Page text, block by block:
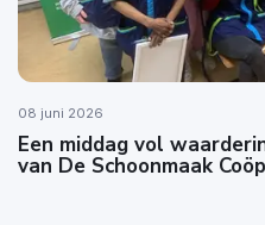
08 juni 2026
Een middag vol
van De Schoonmaak